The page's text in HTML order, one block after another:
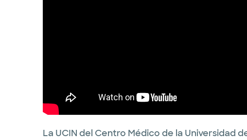
La UCIN del Centro Médico de la Universidad